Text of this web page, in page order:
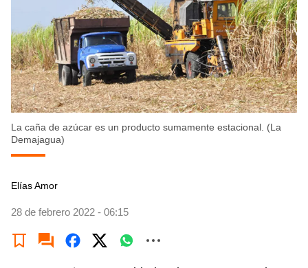
La caña de azúcar es un producto sumamente estacional. (La
Demajagua)
Elías Amor
28 de febrero 2022 - 06:15